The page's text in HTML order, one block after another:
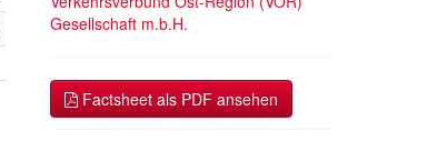
Gesellschaft m.b.H.
Factsheet als PDF ansehen